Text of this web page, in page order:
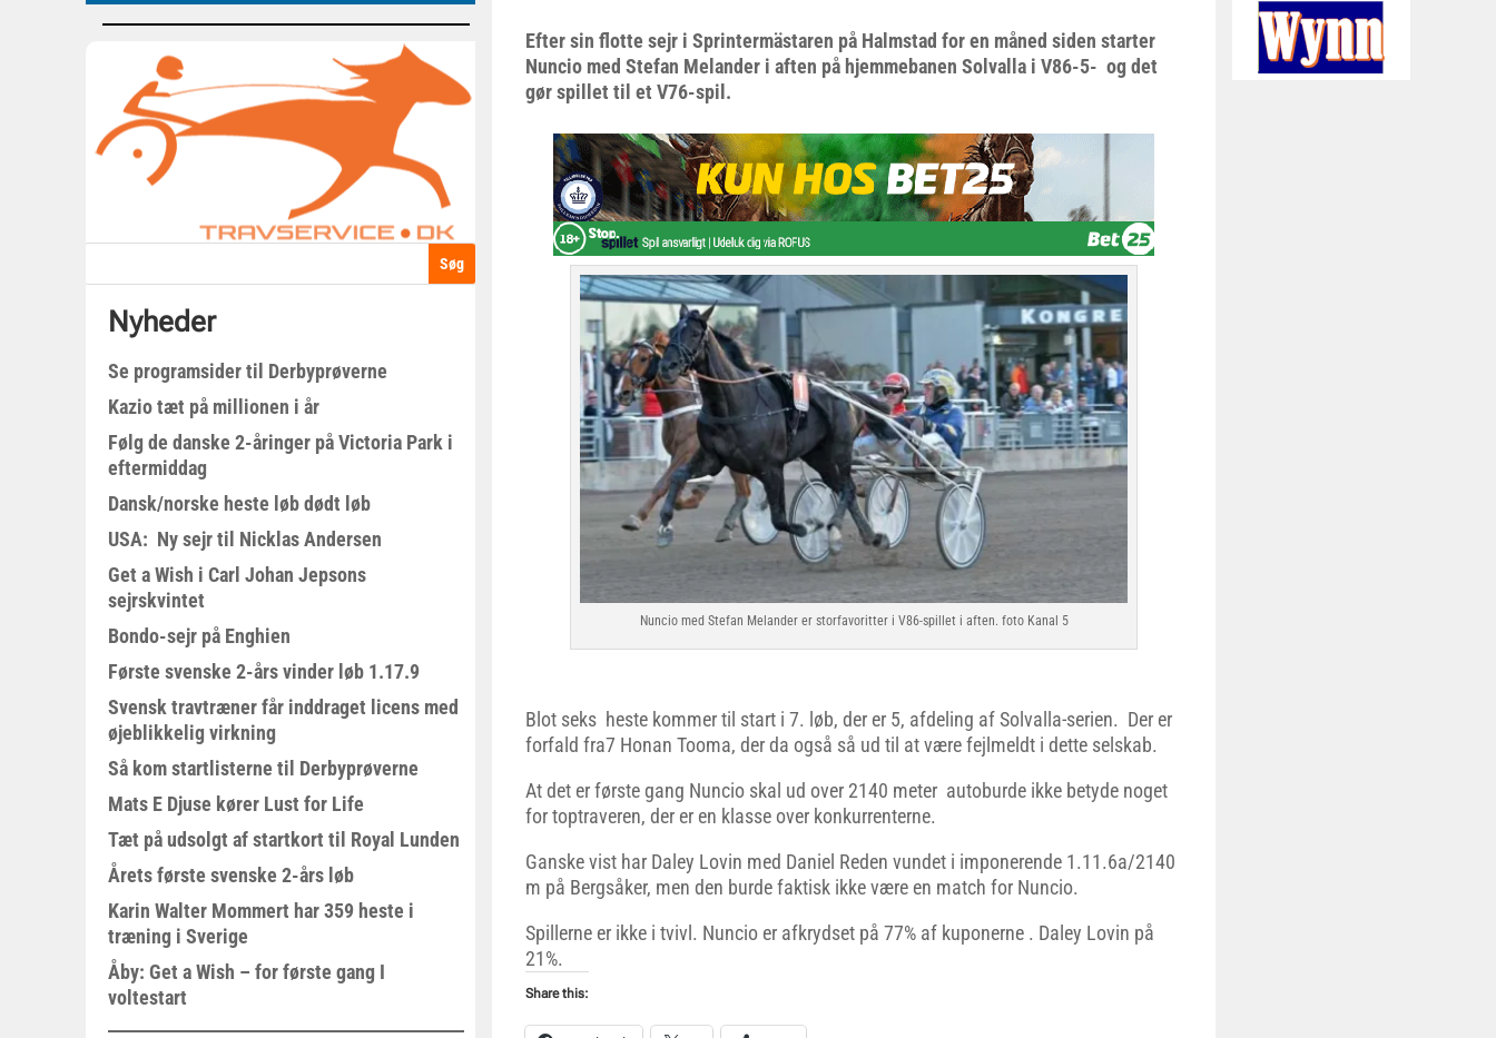
Nyheder
Se programsider til Derbyprøverne
Kazio tæt på millionen i år
Følg de danske 2-åringer på Victoria Park i
eftermiddag
Dansk/norske heste løb dødt løb
USA: Ny sejr til Nicklas Andersen
Get a Wish i Carl Johan Jepsons
sejrskvintet
Bondo-sejr på Enghien
Første svenske 2-års vinder løb 1.17.9
Svensk travtræner får inddraget licens med
øjeblikkelig virkning
Så kom startlisterne til Derbyprøverne
Mats E Djuse kører Lust for Life
Tæt på udsolgt af startkort til Royal Lunden
Årets første svenske 2-års løb
Karin Walter Mommert har 359 heste i
træning i Sverige
Åby: Get a Wish – for første gang I
voltestart
Efter sin flotte sejr i Sprintermästaren på Halmstad for en måned siden starter
Nuncio med Stefan Melander i aften på hjemmebanen Solvalla i V86-5- og det
gør spillet til et V76-spil.
Nuncio med Stefan Melander er storfavoritter i V86-spillet i aften. foto Kanal 5
Blot seks heste kommer til start i 7. løb, der er 5, afdeling af Solvalla-serien. Der er
forfald fra7 Honan Tooma, der da også så ud til at være fejlmeldt i dette selskab.
At det er første gang Nuncio skal ud over 2140 meter autoburde ikke betyde noget
for toptraveren, der er en klasse over konkurrenterne.
Ganske vist har Daley Lovin med Daniel Reden vundet i imponerende 1.11.6a/2140
m på Bergsåker, men den burde faktisk ikke være en match for Nuncio.
Spillerne er ikke i tvivl. Nuncio er afkrydset på 77% af kuponerne . Daley Lovin på
21%.
Share this: